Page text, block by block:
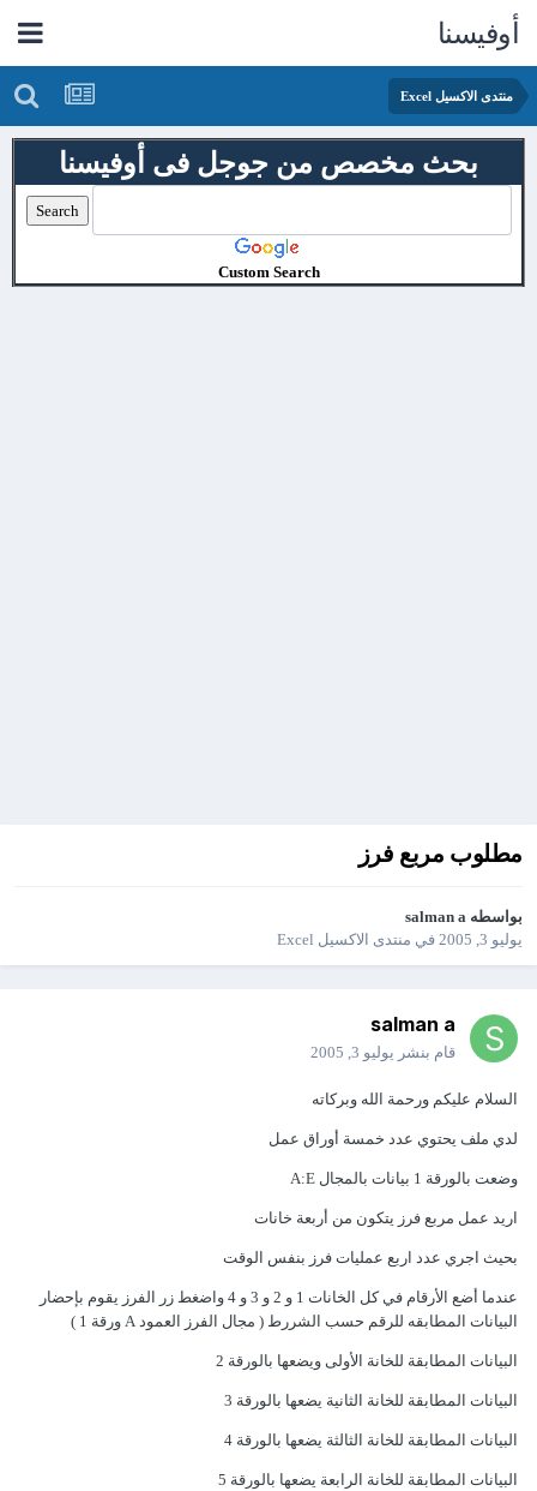
أوفيسنا
منتدى الاكسيل Excel
بحث مخصص من جوجل فى أوفيسنا
Custom Search
مطلوب مربع فرز
بواسطه salman a
يوليو 3, 2005
في منتدى الاكسيل Excel
salman a
قام بنشر يوليو 3, 2005
السلام عليكم ورحمة الله وبركاته
لدي ملف يحتوي عدد خمسة أوراق عمل
وضعت بالورقة 1 بيانات بالمجال A:E
اريد عمل مربع فرز يتكون من أربعة خانات
بحيث اجري عدد اربع عمليات فرز بنفس الوقت
عندما أضع الأرقام في كل الخانات 1 و 2 و 3 و 4 واضغط زر الفرز يقوم بإحضار
البيانات المطابقه للرقم حسب الشررط ( مجال الفرز العمود A ورقة 1 )
البيانات المطابقة للخانة الأولى ويضعها بالورقة 2
البيانات المطابقة للخانة الثانية يضعها بالورقة 3
البيانات المطابقة للخانة الثالثة يضعها بالورقة 4
البيانات المطابقة للخانة الرابعة يضعها بالورقة 5